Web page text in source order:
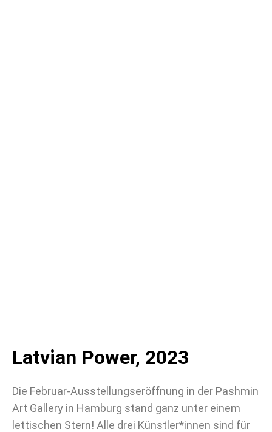
Latvian Power, 2023
Die Februar-Ausstellungseröffnung in der Pashmin
Art Gallery in Hamburg stand ganz unter einem
lettischen Stern! Alle drei Künstler*innen sind für